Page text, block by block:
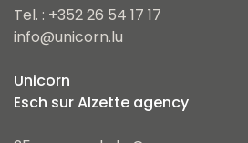
Tel. : +352 26 54 17 17
info@unicorn.lu
Unicorn
Esch sur Alzette agency